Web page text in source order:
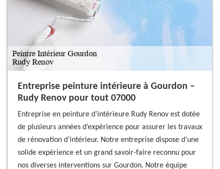
Entreprise peinture intérieure à Gourdon –
Rudy Renov pour tout 07000
Entreprise en peinture d’intérieure Rudy Renov est dotée
de plusieurs années d’expérience pour assurer les travaux
de rénovation d’intérieur. Notre entreprise dispose d’une
solide expérience et un grand savoir-faire reconnu pour
nos diverses interventions sur Gourdon. Notre équipe